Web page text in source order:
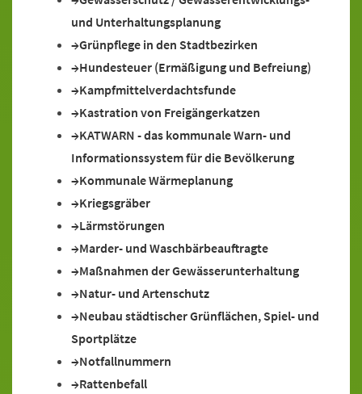
und Unterhaltungsplanung
Grünpflege in den Stadtbezirken
Hundesteuer (Ermäßigung und Befreiung)
Kampfmittelverdachtsfunde
Kastration von Freigängerkatzen
KATWARN - das kommunale Warn- und
Informationssystem für die Bevölkerung
Kommunale Wärmeplanung
Kriegsgräber
Lärmstörungen
Marder- und Waschbärbeauftragte
Maßnahmen der Gewässerunterhaltung
Natur- und Artenschutz
Neubau städtischer Grünflächen, Spiel- und
Sportplätze
Notfallnummern
Rattenbefall